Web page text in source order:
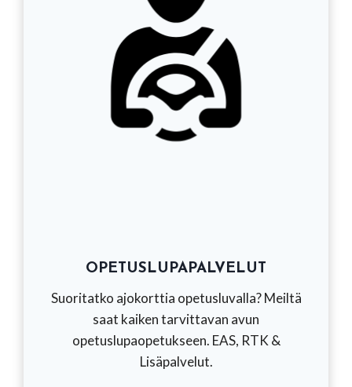
OPETUSLUPAPALVELUT
Suoritatko ajokorttia opetusluvalla? Meiltä
saat kaiken tarvittavan avun
opetuslupaopetukseen. EAS, RTK &
Lisäpalvelut.